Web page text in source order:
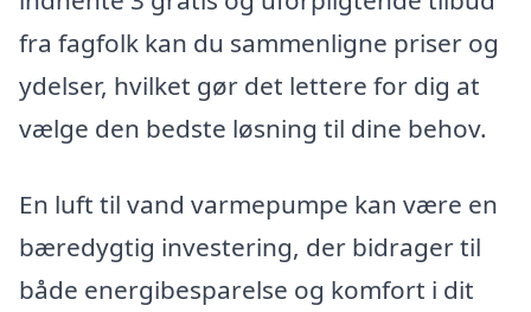
fra fagfolk kan du sammenligne priser og
ydelser, hvilket gør det lettere for dig at
vælge den bedste løsning til dine behov.
En luft til vand varmepumpe kan være en
bæredygtig investering, der bidrager til
både energibesparelse og komfort i dit